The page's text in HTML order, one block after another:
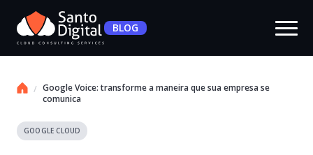
BLOG
Google Voice: transforme a maneira que sua empresa se
comunica
GOOGLE CLOUD